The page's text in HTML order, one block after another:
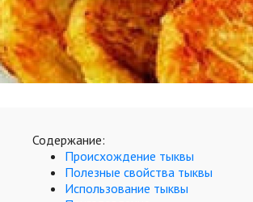
Образование
В мире
Культура
Спорт
Знаменитости
Содержание:
Происхождение тыквы
Полезные свойства тыквы
Использование тыквы